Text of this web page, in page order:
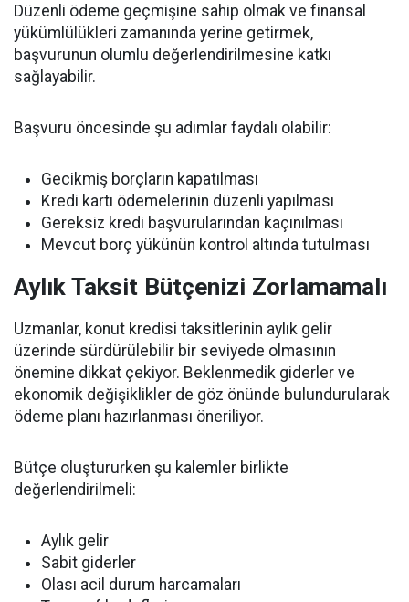
Düzenli ödeme geçmişine sahip olmak ve finansal
yükümlülükleri zamanında yerine getirmek,
başvurunun olumlu değerlendirilmesine katkı
sağlayabilir.
Başvuru öncesinde şu adımlar faydalı olabilir:
Gecikmiş borçların kapatılması
Kredi kartı ödemelerinin düzenli yapılması
Gereksiz kredi başvurularından kaçınılması
Mevcut borç yükünün kontrol altında tutulması
Aylık Taksit Bütçenizi Zorlamamalı
Uzmanlar, konut kredisi taksitlerinin aylık gelir
üzerinde sürdürülebilir bir seviyede olmasının
önemine dikkat çekiyor. Beklenmedik giderler ve
ekonomik değişiklikler de göz önünde bulundurularak
ödeme planı hazırlanması öneriliyor.
Bütçe oluştururken şu kalemler birlikte
değerlendirilmeli:
Aylık gelir
Sabit giderler
Olası acil durum harcamaları